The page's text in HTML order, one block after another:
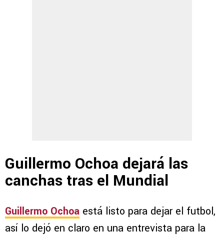
Guillermo Ochoa dejará las
canchas tras el Mundial
Guillermo Ochoa está listo para dejar el futbol,
así lo dejó en claro en una entrevista para la